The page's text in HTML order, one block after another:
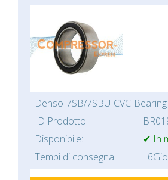
Denso-7SB/7SBU-CVC-
ID Prodotto:
Disponibile:
✔ In
Tempi di consegna: